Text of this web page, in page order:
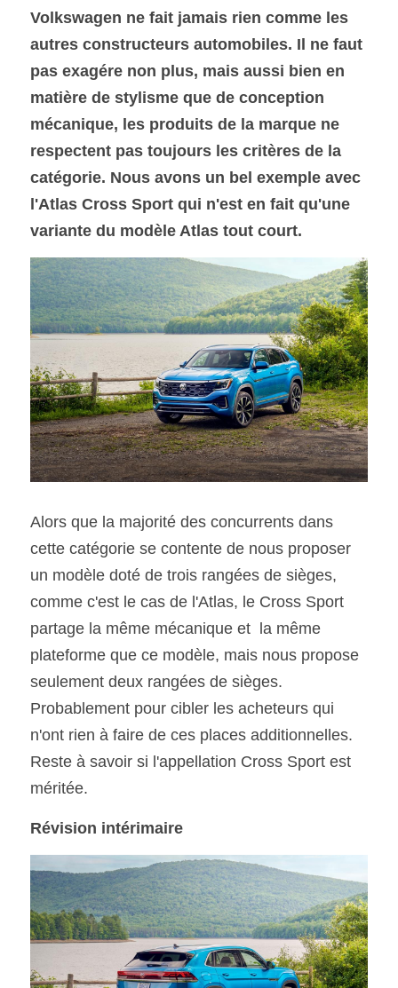
SOUMISSION RAPIDE
ASSURANCE
Volkswagen ne fait jamais rien comme les
autres constructeurs automobiles. Il ne faut
pas exagére non plus, mais aussi bien en
matière de stylisme que de conception
mécanique, les produits de la marque ne
respectent pas toujours les critères de la
catégorie. Nous avons un bel exemple avec
l'Atlas Cross Sport qui n'est en fait qu'une
variante du modèle Atlas tout court.
Alors que la majorité des concurrents dans
cette catégorie se contente de nous proposer
un modèle doté de trois rangées de sièges,
comme c'est le cas de l'Atlas, le Cross Sport
partage la même mécanique et  la même
plateforme que ce modèle, mais nous propose
seulement deux rangées de sièges.
Probablement pour cibler les acheteurs qui
n'ont rien à faire de ces places additionnelles.
Reste à savoir si l'appellation Cross Sport est
méritée.
Révision intérimaire